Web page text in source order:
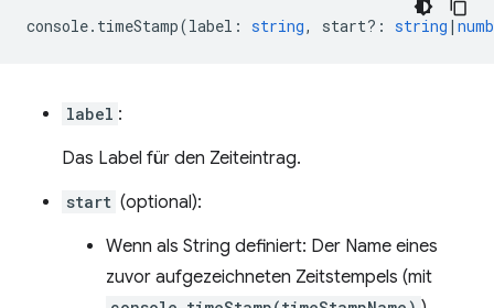
console. timeStamp(label : string, start? : string |
label :
Das Label für den Zeiteintrag.
start (optional):
Wenn als String definiert: Der Name eines
zuvor aufgezeichneten Zeitstempels (mit